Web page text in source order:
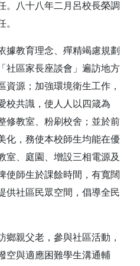
。八十八年二月呂校長榮調
。
據教育理念、殫精竭慮規劃
社區家長座談會」遍訪地方
資源；加強環境衛生工作，
校共識，使人人以四箴為
修教室、粉刷校舍；並於前
化，務使本校師生均能在優
室、庭園、增設三相電源及
使師生於課餘時間，有寬闊
供社區民眾空間，倡導全民
鄉親父老，參與社區活動，
空與適應困難學生溝通輔